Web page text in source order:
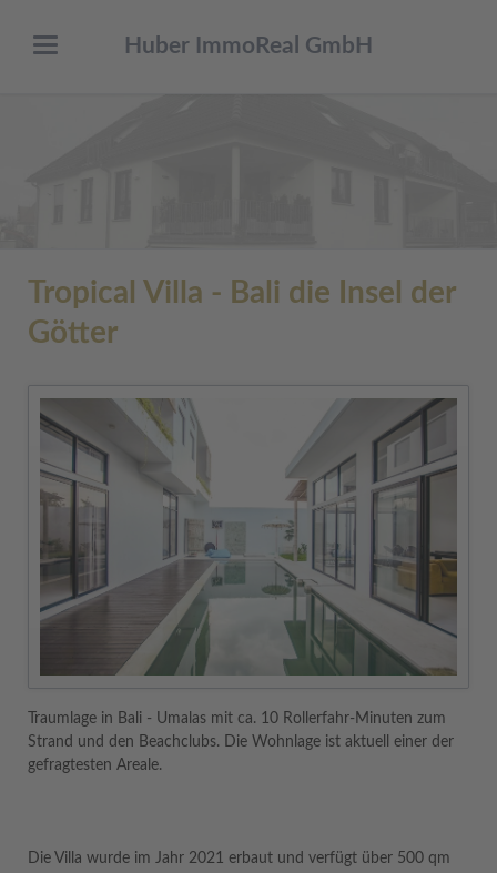
Huber ImmoReal GmbH
Tropical Villa - Bali die Insel der
Götter
Traumlage in Bali - Umalas mit ca. 10 Rollerfahr-Minuten zum
Strand und den Beachclubs. Die Wohnlage ist aktuell einer der
gefragtesten Areale.
Die Villa wurde im Jahr 2021 erbaut und verfügt über 500 qm